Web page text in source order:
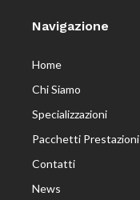
Navigazione
Home
Chi Siamo
Specializzazioni
Pacchetti Prestazioni
Contatti
News